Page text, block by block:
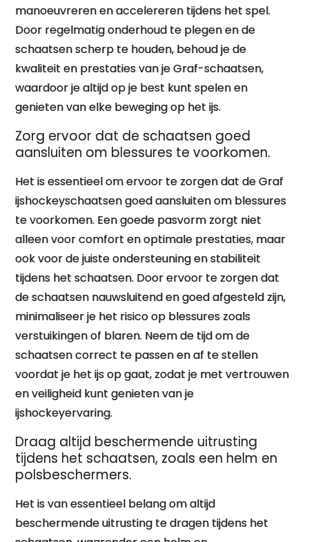
manoeuvreren en accelereren tijdens het spel.
Door regelmatig onderhoud te plegen en de
schaatsen scherp te houden, behoud je de
kwaliteit en prestaties van je Graf-schaatsen,
waardoor je altijd op je best kunt spelen en
genieten van elke beweging op het ijs.
Zorg ervoor dat de schaatsen goed
aansluiten om blessures te voorkomen.
Het is essentieel om ervoor te zorgen dat de Graf
ijshockeyschaatsen goed aansluiten om blessures
te voorkomen. Een goede pasvorm zorgt niet
alleen voor comfort en optimale prestaties, maar
ook voor de juiste ondersteuning en stabiliteit
tijdens het schaatsen. Door ervoor te zorgen dat
de schaatsen nauwsluitend en goed afgesteld zijn,
minimaliseer je het risico op blessures zoals
verstuikingen of blaren. Neem de tijd om de
schaatsen correct te passen en af te stellen
voordat je het ijs op gaat, zodat je met vertrouwen
en veiligheid kunt genieten van je
ijshockeyervaring.
Draag altijd beschermende uitrusting
tijdens het schaatsen, zoals een helm en
polsbeschermers.
Het is van essentieel belang om altijd
beschermende uitrusting te dragen tijdens het